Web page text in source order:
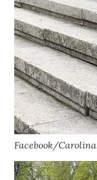
Facebook/